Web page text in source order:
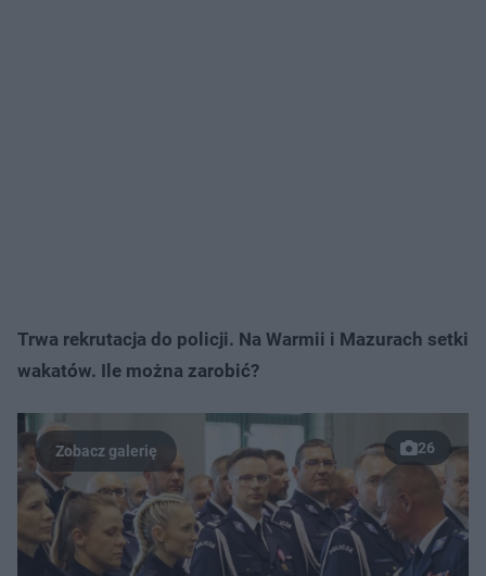
Trwa rekrutacja do policji. Na Warmii i Mazurach setki
wakatów. Ile można zarobić?
26